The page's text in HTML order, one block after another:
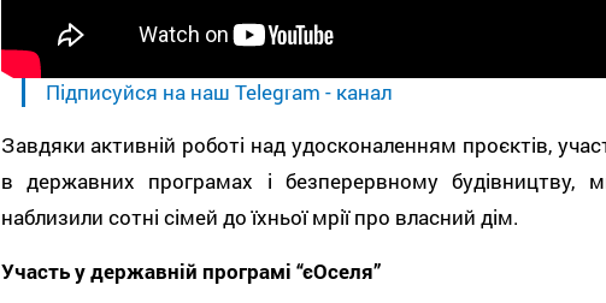
Підписуйся на наш Telegram - канал
Завдяки активній роботі над удосконаленням проєктів,
в державних програмах і безперервному будівництву,
наблизили сотні сімей до їхньої мрії про власний дім.
Участь у державній програмі “єОселя”